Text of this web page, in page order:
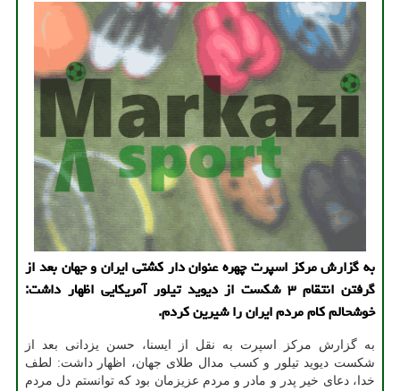
به گزارش مرکز اسپرت چهره عنوان دار کشتی ایران و جهان بعد از
گرفتن انتقام ۳ شکست از دیوید تیلور آمریکایی اظهار داشت:
خوشحالم کام مردم ایران را شیرین کردم.
به گزارش مرکز اسپرت به نقل از ایسنا، حسن یزدانی بعد از
شکست دیوید تیلور و کسب مدال طلای جهان، اظهار داشت: لطف
خدا، دعای خیر پدر و مادر و مردم عزیزمان بود که توانستم دل مردم